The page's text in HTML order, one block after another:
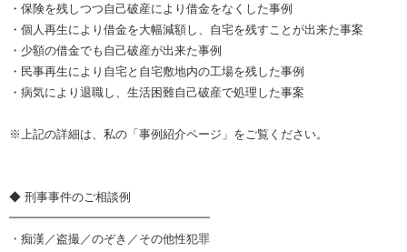
・保険を残しつつ自己破産により借金をなくした事例
・個人再生により借金を大幅減額し、自宅を残すことが出来た事案
・少額の借金でも自己破産が出来た事例
・民事再生により自宅と自宅敷地内の工場を残した事例
・病気により退職し、生活困難自己破産で処理した事案
※上記の詳細は、私の「事例紹介ページ」をご覧ください。
◆ 刑事事件のご相談例
━━━━━━━━━━━━━━━━━
・痴漢／盗撮／のぞき／その他性犯罪